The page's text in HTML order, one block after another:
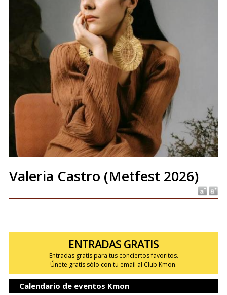
Valeria Castro (Metfest 2026)
ENTRADAS GRATIS
Entradas gratis para tus conciertos favoritos.
Únete gratis sólo con tu email al Club Kmon.
Calendario de eventos Kmon